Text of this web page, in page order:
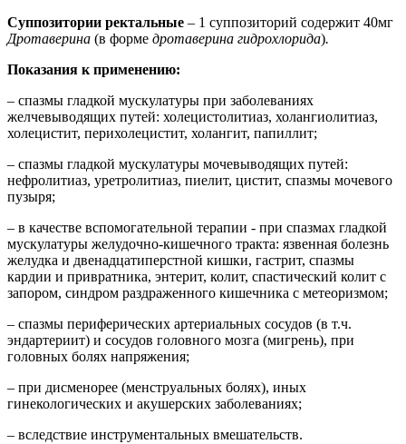
Суппозитории ректальные – 1 суппозиторий содержит 40мг
Дротаверина (в форме дротаверина гидрохлорида).
Показания к применению:
– спазмы гладкой мускулатуры при заболеваниях
желчевыводящих путей: холецистолитиаз, холангиолитиаз,
холецистит, перихолецистит, холангит, папиллит;
– спазмы гладкой мускулатуры мочевыводящих путей:
нефролитиаз, уретролитиаз, пиелит, цистит, спазмы мочевого
пузыря;
– в качестве вспомогательной терапии - при спазмах гладкой
мускулатуры желудочно-кишечного тракта: язвенная болезнь
желудка и двенадцатиперстной кишки, гастрит, спазмы
кардии и привратника, энтерит, колит, спастический колит с
запором, синдром раздраженного кишечника с метеоризмом;
– спазмы периферических артериальных сосудов (в т.ч.
эндартериит) и сосудов головного мозга (мигрень), при
головных болях напряжения;
– при дисменорее (менструальных болях), иных
гинекологических и акушерских заболеваниях;
– вследствие инструментальных вмешательств.